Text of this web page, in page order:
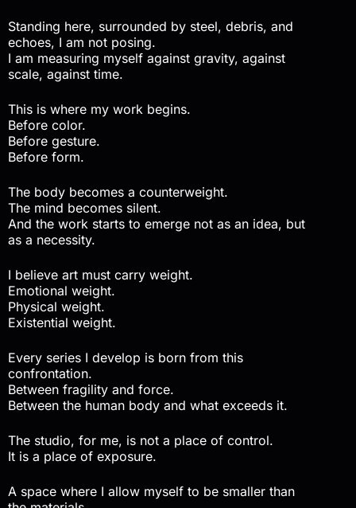
Standing here, surrounded by steel, debris, and
echoes, I am not posing.
I am measuring myself against gravity, against
scale, against time.
This is where my work begins.
Before color.
Before gesture.
Before form.
The body becomes a counterweight.
The mind becomes silent.
And the work starts to emerge not as an idea, but
as a necessity.
I believe art must carry weight.
Emotional weight.
Physical weight.
Existential weight.
Every series I develop is born from this
confrontation.
Between fragility and force.
Between the human body and what exceeds it.
The studio, for me, is not a place of control.
It is a place of exposure.
A space where I allow myself to be smaller than